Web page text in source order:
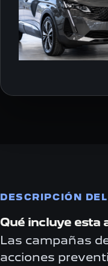
DESCRIPCIÓN
Qué incluye esta
Las campañas
acciones